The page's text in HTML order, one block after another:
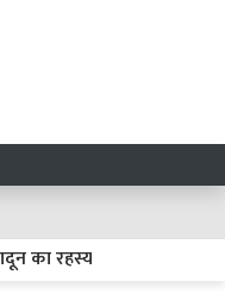
लाखामंडल, आज भी